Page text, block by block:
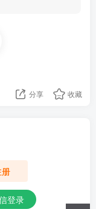
分享 收藏
登录